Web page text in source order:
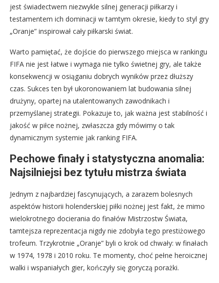
jest świadectwem niezwykle silnej generacji piłkarzy i
testamentem ich dominacji w tamtym okresie, kiedy to styl gry
„Oranje” inspirował cały piłkarski świat.
Warto pamiętać, że dojście do pierwszego miejsca w rankingu
FIFA nie jest łatwe i wymaga nie tylko świetnej gry, ale także
konsekwencji w osiąganiu dobrych wyników przez dłuższy
czas. Sukces ten był ukoronowaniem lat budowania silnej
drużyny, opartej na utalentowanych zawodnikach i
przemyślanej strategii. Pokazuje to, jak ważna jest stabilność i
jakość w piłce nożnej, zwłaszcza gdy mówimy o tak
dynamicznym systemie jak ranking FIFA.
Pechowe finały i statystyczna anomalia:
Najsilniejsi bez tytułu mistrza świata
Jednym z najbardziej fascynujących, a zarazem bolesnych
aspektów historii holenderskiej piłki nożnej jest fakt, że mimo
wielokrotnego docierania do finałów Mistrzostw Świata,
tamtejsza reprezentacja nigdy nie zdobyła tego prestiżowego
trofeum. Trzykrotnie „Oranje” byli o krok od chwały: w finałach
w 1974, 1978 i 2010 roku. Te momenty, choć pełne heroicznej
walki i wspaniałych gier, kończyły się goryczą porażki.